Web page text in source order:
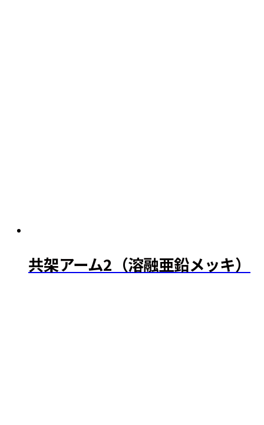
共架アーム2（溶融亜鉛メッキ）